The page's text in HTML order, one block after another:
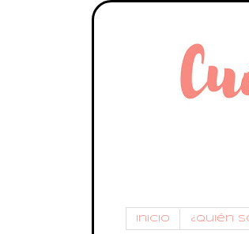
Inicio ¿Quién